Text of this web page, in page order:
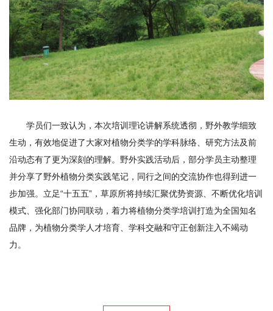
学员们一致认为，本次培训理论讲解系统透彻，野外教学细致
生动，有效地促进了大家对植物分类学的学科脉络、研究方法及前
沿动态有了更为深刻的理解。野外实践活动后，部分学员主动整理
并分享了野外植物分类实践笔记，同行之间的交流协作也得到进一
步加强。立足“十五五”，草原所将持续汇聚优势资源、不断优化培训
模式、强化部门协同联动，着力将植物分类学培训打造为全国知名
品牌，为植物分类学人才培育、学科交融和守正创新注入不竭动
力。